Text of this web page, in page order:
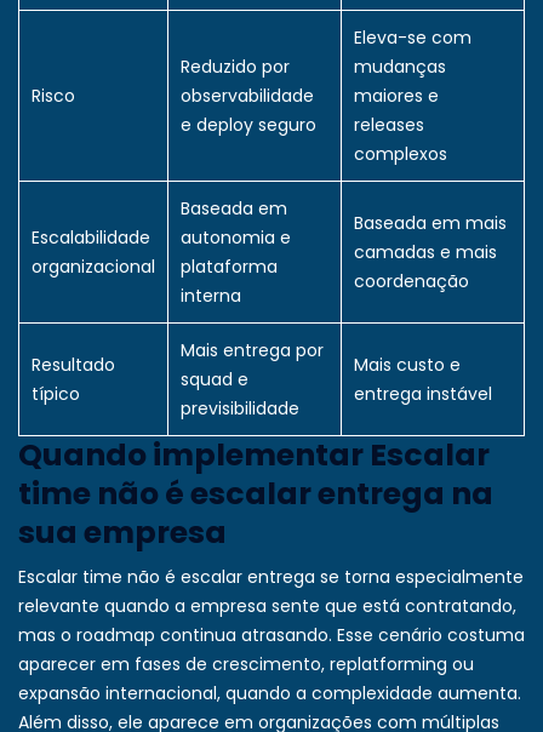
Risco
Reduzido por
observabilidade
e deploy seguro
Eleva-se com
mudanças
maiores e
releases
complexos
Escalabilidade
organizacional
Baseada em
autonomia e
plataforma
interna
Baseada em mais
camadas e mais
coordenação
Resultado
típico
Mais entrega por
squad e
previsibilidade
Mais custo e
entrega instável
Quando implementar Escalar
time não é escalar entrega na
sua empresa
Escalar time não é escalar entrega se torna especialmente
relevante quando a empresa sente que está contratando,
mas o roadmap continua atrasando. Esse cenário costuma
aparecer em fases de crescimento, replatforming ou
expansão internacional, quando a complexidade aumenta.
Além disso, ele aparece em organizações com múltiplas